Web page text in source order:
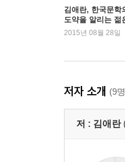
-심사평
김윤식 : 이상에
서영은 : 아, 침
‘이상문학상’
김애란, 한국문학
도약을 알리는 젊
2015년 08월 28일
저자 소개 (9
저 : 김애란